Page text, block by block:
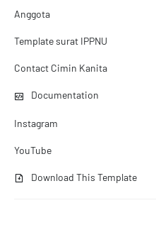
Anggota
Template surat IPPNU
Contact Cimin Kanita
Documentation
Instagram
YouTube
Download This Template